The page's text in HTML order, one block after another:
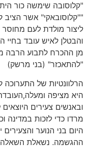
"קלוסובה שימשה כור
""קלוסובאקי" אשר הציב
ליצור מולדת לעם
והבטלן לאיש עובד בחיי
מן ההכרח לתבוע הרבה
"להתאכזר" (בני מרשק)
הרלוונטיות של התערוכה
היא מציפה
ובאנשים צעירים
מרדו כדי לזכות במדינה
היום בני הנוער
ההגשמה. נשאלת השאלה